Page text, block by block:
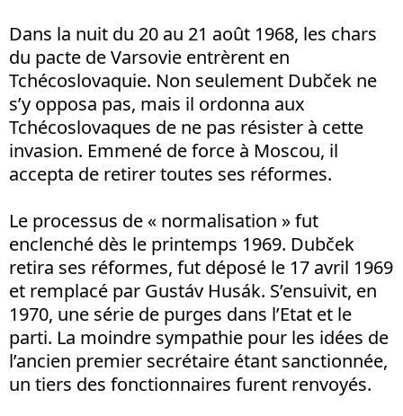
Dans la nuit du 20 au 21 août 1968, les chars
du pacte de Varsovie entrèrent en
Tchécoslovaquie. Non seulement Dubček ne
s’y opposa pas, mais il ordonna aux
Tchécoslovaques de ne pas résister à cette
invasion. Emmené de force à Moscou, il
accepta de retirer toutes ses réformes.
Le processus de « normalisation » fut
enclenché dès le printemps 1969. Dubček
retira ses réformes, fut déposé le 17 avril 1969
et remplacé par Gustáv Husák. S’ensuivit, en
1970, une série de purges dans l’Etat et le
parti. La moindre sympathie pour les idées de
l’ancien premier secrétaire étant sanctionnée,
un tiers des fonctionnaires furent renvoyés.